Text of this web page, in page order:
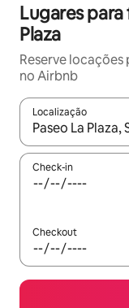
Lugares
Plaza
Reserve
no Airbnb
Localização
Quando os
Check-in
Checkout